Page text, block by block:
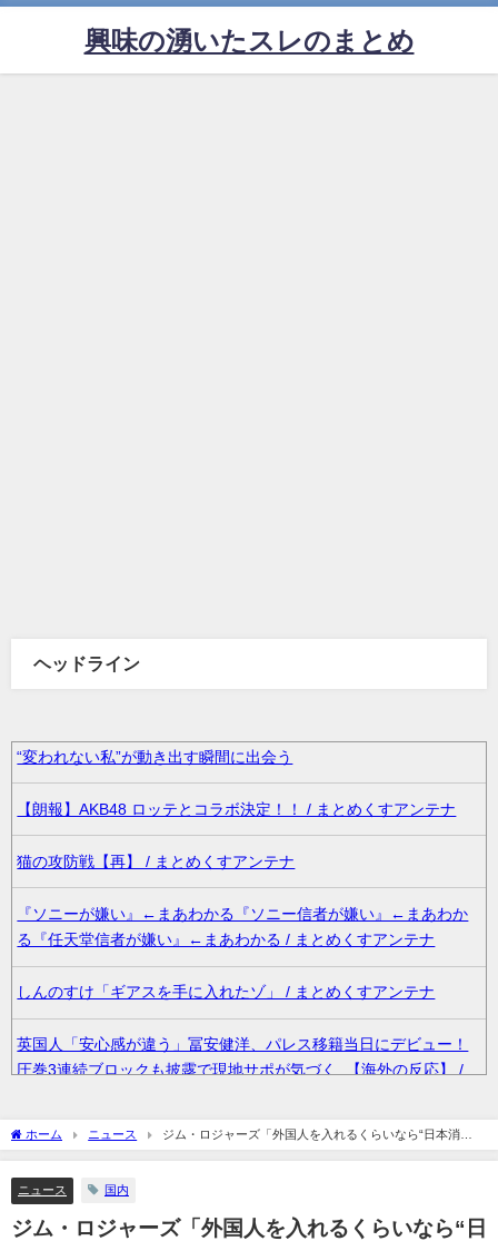
興味の湧いたスレのまとめ
ヘッドライン
“変われない私”が動き出す瞬間に出会う
【朗報】AKB48 ロッテとコラボ決定！！ / まとめくすアンテナ
猫の攻防戦【再】 / まとめくすアンテナ
『ソニーが嫌い』←まあわかる『ソニー信者が嫌い』←まあわか
る『任天堂信者が嫌い』←まあわかる / まとめくすアンテナ
しんのすけ「ギアスを手に入れたゾ」 / まとめくすアンテナ
英国人「安心感が違う」冨安健洋、パレス移籍当日にデビュー！
圧巻3連続ブロックも披露で現地サポが気づく..【海外の反応】 /
36歳の彼女と結婚したいのに、家族が猛反対。家族から信じられ
クーラーボックス積んで出発→途中で買い足し…50代公務員の“ド
ホーム ニュース
ジム・ロジャーズ「外国人を入れるくらいなら“日本消
滅”の方がましと考える日本人」友好度アジア最下位
ニュース 国内
ジム・ロジャーズ「外国人を入れるくらいなら“日